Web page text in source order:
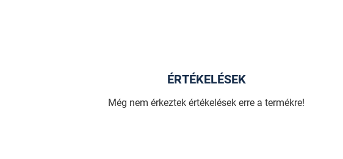
ÉRTÉKELÉSEK
Még nem érkeztek értékelések erre a termékre!